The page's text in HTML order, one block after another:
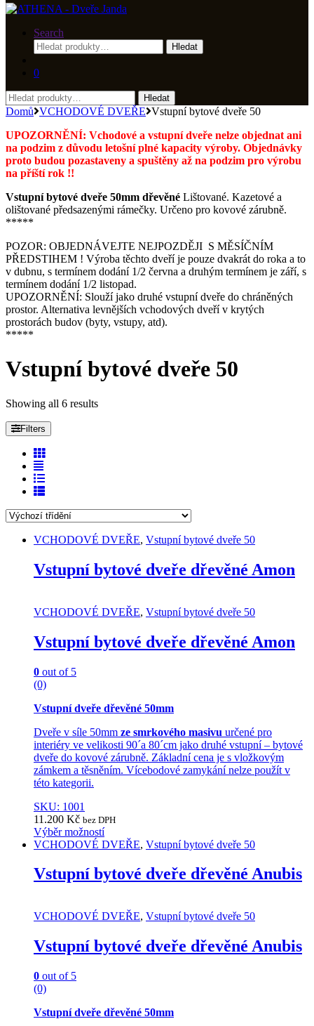
Search
Hledat:
Hledat
0
Hledat:
Hledat
Domů VCHODOVÉ DVEŘE Vstupní bytové dveře 50
UPOZORNĚNÍ: Vchodové a vstupní dveře nelze objednat ani
na podzim z důvodu letošní plné kapacity výroby. Objednávky
proto budou pozastaveny a spuštěny až na podzim pro výrobu
na příští rok !!
Vstupní bytové dveře 50mm dřevěné Lištované. Kazetové a
olištované předsazenými rámečky. Určeno pro kovové zárubně.
*****
POZOR: OBJEDNÁVEJTE NEJPOZDĚJI S MĚSÍČNÍM
PŘEDSTIHEM ! Výroba těchto dveří je pouze dvakrát do roka a to
v dubnu, s termínem dodání 1/2 června a druhým termínem je září, s
termínem dodání 1/2 listopad.
UPOZORNĚNÍ: Slouží jako druhé vstupní dveře do chráněných
prostor. Alternativa levnějších vchodových dveří v krytých
prostorách budov (byty, vstupy, atd).
*****
Vstupní bytové dveře 50
Showing all 6 results
Filters
VCHODOVÉ DVEŘE, Vstupní bytové dveře 50
Vstupní bytové dveře dřevěné Amon
VCHODOVÉ DVEŘE, Vstupní bytové dveře 50
Vstupní bytové dveře dřevěné Amon
0 out of 5
(0)
Vstupní dveře dřevěné 50mm
Dveře v síle 50mm ze smrkového masivu určené pro
interiéry ve velikosti 90´a 80´cm jako druhé vstupní – bytové
dveře do kovové zárubně. Základní cena je s vložkovým
zámkem a těsněním. Vícebodové zamykání nelze použít v
této kategorii.
SKU: 1001
11.200 Kč bez DPH
Výběr možností
This
has
multiple
options
be
chosen
on
the
product
page
VCHODOVÉ DVEŘE, Vstupní bytové dveře 50
Vstupní bytové dveře dřevěné Anubis
VCHODOVÉ DVEŘE, Vstupní bytové dveře 50
Vstupní bytové dveře dřevěné Anubis
0 out of 5
(0)
Vstupní dveře dřevěné 50mm